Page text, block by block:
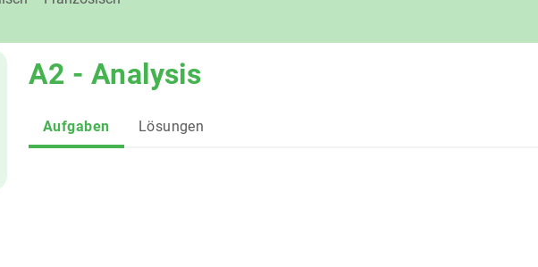
A2 - Analysis
Aufgaben Lösungen